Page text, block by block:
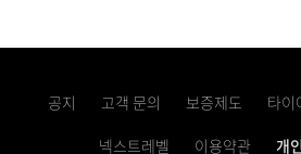
공지 고객 문의 보증제도 타이
넥스트레벨
이용약관 개